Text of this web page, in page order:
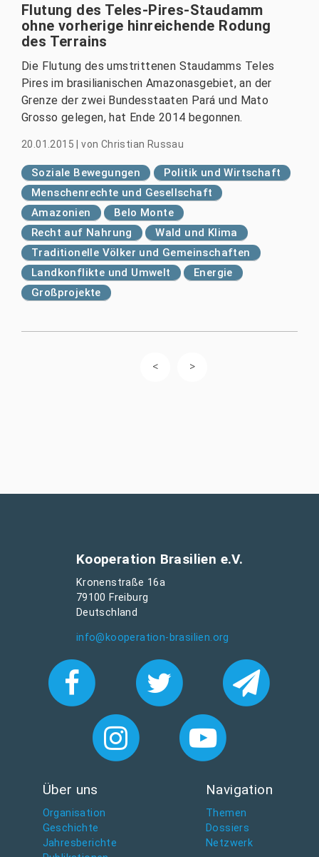
Flutung des Teles-Pires-Staudamm
ohne vorherige hinreichende Rodung
des Terrains
Die Flutung des umstrittenen Staudamms Teles
Pires im brasilianischen Amazonasgebiet, an der
Grenze der zwei Bundesstaaten Pará und Mato
Grosso gelegen, hat Ende 2014 begonnen.
20.01.2015 |von Christian Russau
Soziale Bewegungen
Politik und Wirtschaft
Menschenrechte und Gesellschaft
Amazonien
Belo Monte
Recht auf Nahrung
Wald und Klima
Traditionelle Völker und Gemeinschaften
Landkonflikte und Umwelt
Energie
Großprojekte
Kooperation Brasilien e.V.
Kronenstraße 16a
79100 Freiburg
Deutschland
info@kooperation-brasilien.org
Über uns
Organisation
Geschichte
Jahresberichte
Navigation
Themen
Dossiers
Netzwerk